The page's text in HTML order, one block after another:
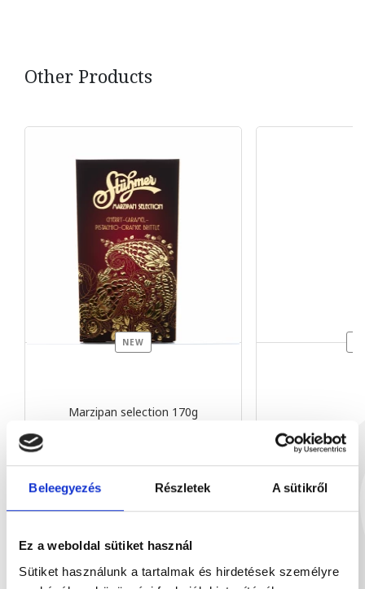
Beleegyezés Részletek A sütikről
Ez a weboldal sütiket használ
Sütiket használunk a tartalmak és hirdetések személyre
Other Products
NEW
Marzipan selection 170g
Our recommendation